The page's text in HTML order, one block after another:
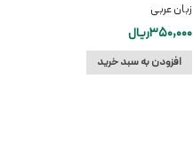
زبان عربی
350,000ریال
افزودن به سبد خرید